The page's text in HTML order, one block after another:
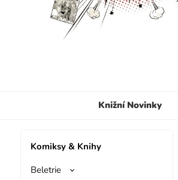
Knižní Novinky
Komiksy & Knihy
Beletrie